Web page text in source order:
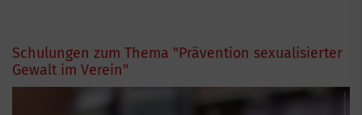
Schulungen zum Thema "Prävention sexualisierter
Gewalt im Verein"